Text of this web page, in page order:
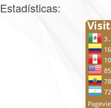
Estadísticas: